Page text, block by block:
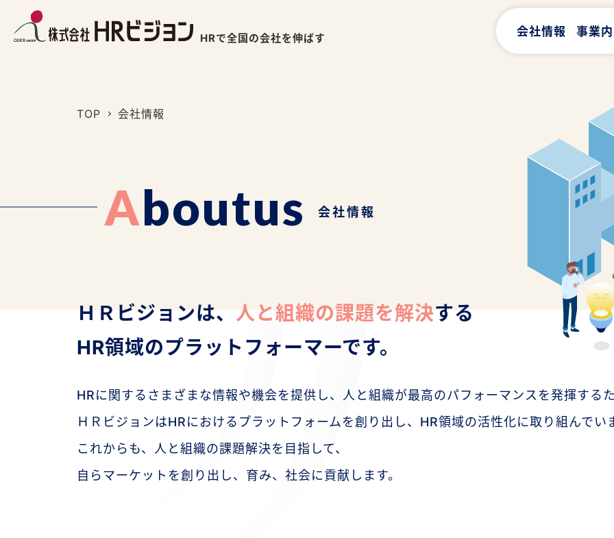
HRで全国の会社を伸ばす
会社情報 事業
TOP 会社情報
Aboutus 会社情報
ＨＲビジョンは、 人と組織の課題を解決する
HR領域のプラットフォーマーです。
HRに関するさまざまな情報や機会を提供し、人と組織が最高のパフォーマンスを発揮する
ＨＲビジョンはHRにおけるプラットフォームを創り出し、HR領域の活性化に取り組んでい
これからも、人と組織の課題解決を目指して、
自らマーケットを創り出し、育み、社会に貢献します。